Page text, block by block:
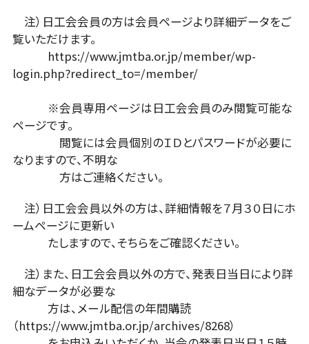
注）日工会会員の方は会員ページより詳細データをご
覧いただけます。
https://www.jmtba.or.jp/member/wp-
login.php?redirect_to=/member/
※会員専用ページは日工会会員のみ閲覧可能な
ページです。
閲覧には会員個別のＩＤとパスワードが必要に
なりますので、不明な
方はご連絡ください。
注）日工会会員以外の方は、詳細情報を７月３０日にホ
ームページに更新い
たしますので、そちらをご確認ください。
注）また、日工会会員以外の方で、発表日当日により詳
細なデータが必要な
方は、メール配信の年間購読
（https://www.jmtba.or.jp/archives/8268）